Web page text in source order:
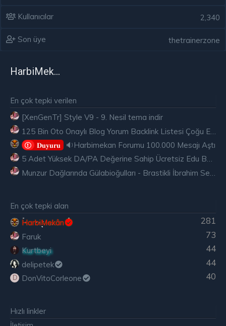
Kullanıcılar 2,340
Son üye thetrainerzone
HarbiMekân
En çok tepki verilen
[XenGenTr] Style V9 - 9. Nesil tema indir
𝐃𝐮𝐲𝐮𝐫𝐮
🔉Harbimekan Forumu 100.000 Mesajı Aştı
5 Adet Yüksek DA/PA Değerine Sahip Ücretsiz Edu Backlink
En çok tepki alan
281
HarbiMekân
73
Faruk
44
Kurtbeyi
44
delipetek
D 40
DonVitoCorleone
Hızlı linkler